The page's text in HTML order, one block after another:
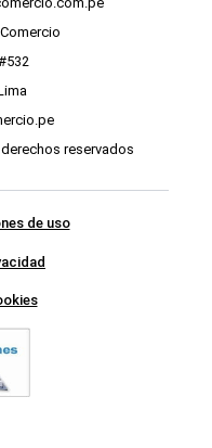
reservados
de uso